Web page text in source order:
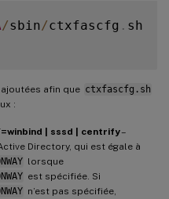
/sbin/ctxfascfg . sh
afin que ctxfascfg.sh
:
| sssd | centrify–
Directory, qui est égale à
lorsque
est spécifiée. Si
n’est pas spécifiée,